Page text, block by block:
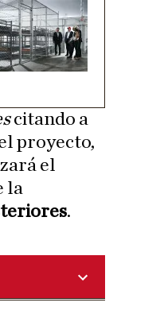
citando a
proyecto,
el
la
.